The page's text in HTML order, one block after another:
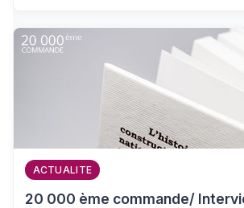
ACTUALITE
20 000 ème commande/